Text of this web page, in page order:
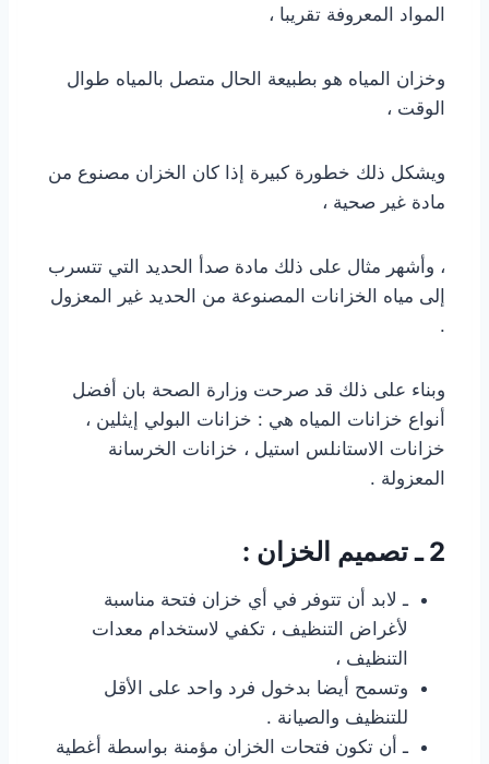
المواد المعروفة تقريبا ،
وخزان المياه هو بطبيعة الحال متصل بالمياه طوال
الوقت ،
ويشكل ذلك خطورة كبيرة إذا كان الخزان مصنوع من
مادة غير صحية ،
، وأشهر مثال على ذلك مادة صدأ الحديد التي تتسرب
إلى مياه الخزانات المصنوعة من الحديد غير المعزول
.
وبناء على ذلك قد صرحت وزارة الصحة بان أفضل
أنواع خزانات المياه هي : خزانات البولي إيثلين ،
خزانات الاستانلس استيل ، خزانات الخرسانة
المعزولة .
2 ـ تصميم الخزان :
ـ لابد أن تتوفر في أي خزان فتحة مناسبة
لأغراض التنظيف ، تكفي لاستخدام معدات
التنظيف ،
وتسمح أيضا بدخول فرد واحد على الأقل
للتنظيف والصيانة .
ـ أن تكون فتحات الخزان مؤمنة بواسطة أغطية